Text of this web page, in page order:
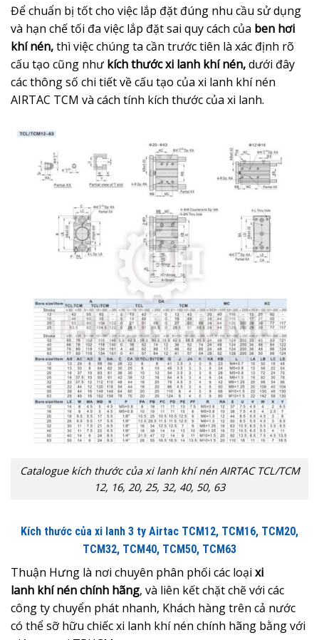
Để chuẩn bị tốt cho việc lắp đặt đúng nhu cầu sử dụng
và hạn chế tối đa việc lắp đặt sai quy cách của ben hơi
khí nén,thì việc chúng ta cần trước tiên là xác định rõ
cấu tạo cũng như kích thước xi lanh khí nén,dưới đây
các thông số chi tiết về cấu tạo của xi lanh khí nén
AIRTAC TCM và cách tính kích thước của xi lanh.
Catalogue kích thước của xi lanh khí nén AIRTAC TCL/TCM
12, 16, 20, 25, 32, 40, 50, 63
Kích thước của xi lanh 3 ty Airtac TCM12, TCM16, TCM20,
TCM32, TCM40, TCM50, TCM63
Thuận Hưng là nơi chuyên phân phối các loại xi
lanh khí nén chính hãng, và liên kết chặt chẽ với các
công ty chuyển phát nhanh, Khách hàng trên cả nước
có thể sỡ hữu chiếc xi lanh khí nén chính hãng bằng với